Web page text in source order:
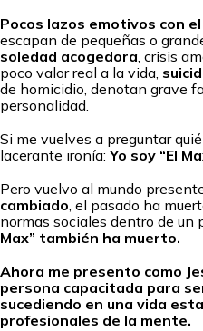
Pocos lazos emotivos con
escapan de pequeñas o
soledad acogedora , crisis
poco valor real a la vida,
de homicidio, denotan grave
personalidad.
Si me vuelves a preguntar
lacerante ironía:Yo soy “El
Pero vuelvo al mundo
cambiado, el pasado ha
normas sociales dentro de un
Max” también ha muerto.
Ahora me presento como
persona capacitada para
sucediendo en una vida
profesionales de la mente.